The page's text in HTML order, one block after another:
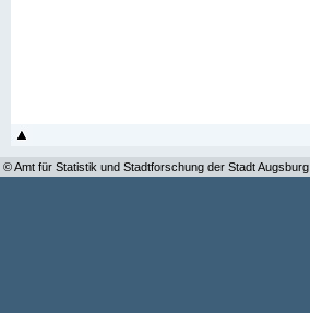
© Amt für Statistik und Stadtforschung der Stadt Augsburg